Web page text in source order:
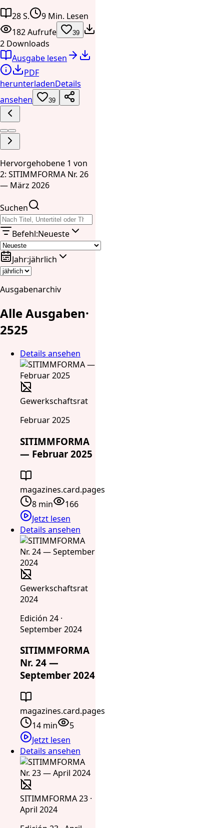
28 S.
9 Min. Lesen
182 Aufrufe
39
2 Downloads
Ausgabe lesen
PDF
herunterladenDetails
ansehen
39
Hervorgehobene 1 von
2: SITIMMFORMA Nr. 26
— März 2026
Suchen
Befehl:Neueste
Jahr:jährlich
Ausgabenarchiv
Alle Ausgaben·
2525
Details ansehen
Gewerkschaftsrat
Februar 2025
SITIMMFORMA
— Februar 2025
magazines.card.pages
8 min
166
Jetzt lesen
Details ansehen
Gewerkschaftsrat
2024
Edición 24 ·
September 2024
SITIMMFORMA
Nr. 24 —
September 2024
magazines.card.pages
14 min
5
Jetzt lesen
Details ansehen
SITIMMFORMA 23 ·
April 2024